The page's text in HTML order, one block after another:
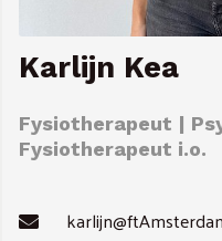
Karlijn Kea
Fysiotherapeut |
Fysiotherapeut i.o.